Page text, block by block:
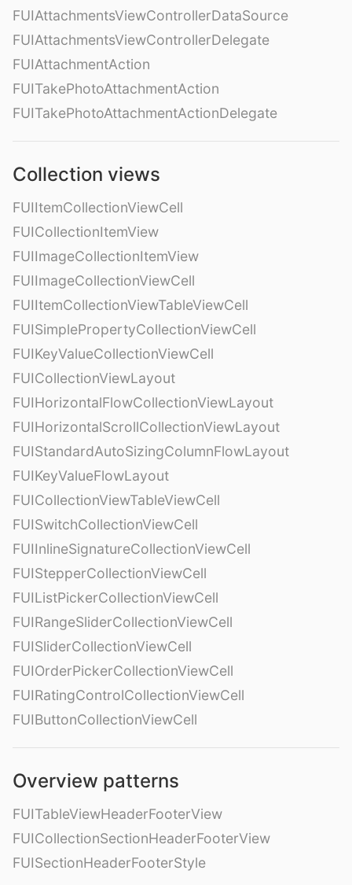
FUIAttachmentsViewControllerDataSource
FUIAttachmentsViewControllerDelegate
FUIAttachmentAction
FUITakePhotoAttachmentAction
FUITakePhotoAttachmentActionDelegate
Collection views
FUIItemCollectionViewCell
FUICollectionItemView
FUIImageCollectionItemView
FUIImageCollectionViewCell
FUIItemCollectionViewTableViewCell
FUISimplePropertyCollectionViewCell
FUIKeyValueCollectionViewCell
FUICollectionViewLayout
FUIHorizontalFlowCollectionViewLayout
FUIHorizontalScrollCollectionViewLayout
FUIStandardAutoSizingColumnFlowLayout
FUIKeyValueFlowLayout
FUICollectionViewTableViewCell
FUISwitchCollectionViewCell
FUIInlineSignatureCollectionViewCell
FUIStepperCollectionViewCell
FUIListPickerCollectionViewCell
FUIRangeSliderCollectionViewCell
FUISliderCollectionViewCell
FUIOrderPickerCollectionViewCell
FUIRatingControlCollectionViewCell
FUIButtonCollectionViewCell
Overview patterns
FUITableViewHeaderFooterView
FUICollectionSectionHeaderFooterView
FUISectionHeaderFooterStyle